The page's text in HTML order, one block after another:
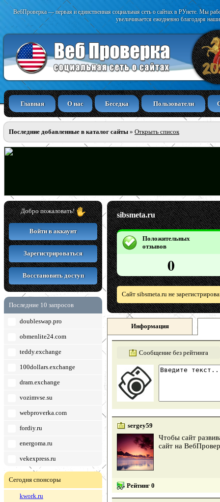
ВебПроверка — первая и единственная социальная сеть о сайтах в РУнете. Мы
увеличивается ежедневно благодаря
Главная О нас Беседка Пользователи
Последние добавленные в каталог сайты » Открыть список
Добро пожаловать!
Войти в аккаунт
Зарегистрироваться
Восстановить доступ
Последние 10 запросов
doubleswap.pro
obmenlite24.com
teddy.exchange
100dollars.exchange
dram.exchange
vozimvse.su
webproverka.com
fordiy.ru
energoma.ru
vekexpress.ru
Сегодня спонсоры
kwork.ru
sibsmeta.ru
Положительных
отзывов
0
Сайт sibsmeta.ru не
Информация
Сообщение без рейтинга
sergey59
Чтобы сайт
сайт на
Рейтинг 0